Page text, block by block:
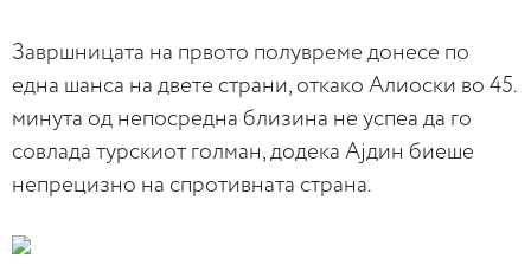
Завршницата на првото полувреме донесе по
една шанса на двете страни, откако Алиоски во 45.
минута од непосредна близина не успеа да го
совлада турскиот голман, додека Ајдин биеше
непрецизно на спротивната страна.